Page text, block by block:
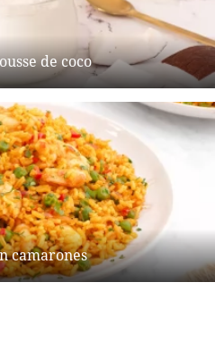
de coco
camarones